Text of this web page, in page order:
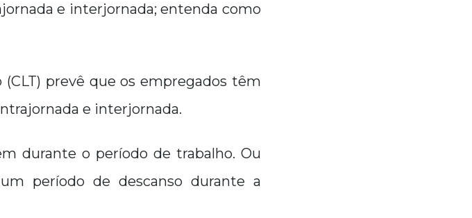
e interjornada; entenda como
(CLT) prevê que os empregados têm
e interjornada.
durante o período de trabalho. Ou
período de descanso durante a